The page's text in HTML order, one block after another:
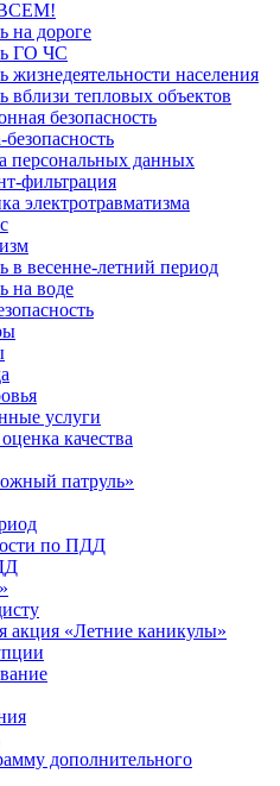
на дороге
ГО ЧС
жизнедеятельности населения
вблизи тепловых объектов
безопасность
персональных данных
фильтрация
электротравматизма
в весенне-летний период
на воде
услуги
качества
патруль»
по ПДД
акция «Летние каникулы»
дополнительного